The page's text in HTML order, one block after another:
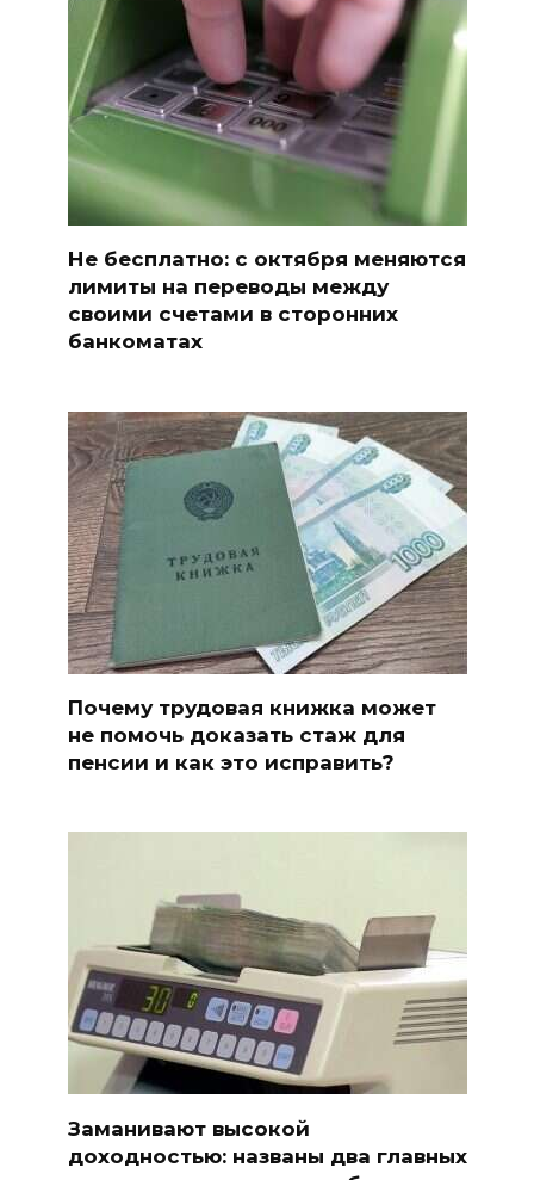
Не бесплатно: с октября меняются
лимиты на переводы между
своими счетами в сторонних
банкоматах
Почему трудовая книжка может
не помочь доказать стаж для
пенсии и как это исправить?
Заманивают высокой
доходностью: названы два главных